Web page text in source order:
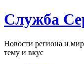
Служба
Новости региона и
тему и вкус